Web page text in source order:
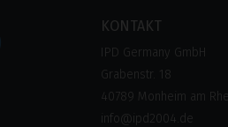
KONTAKT
IPD Germany GmbH
Grabenstr. 18
40789 Monheim am
info@ipd2004.de